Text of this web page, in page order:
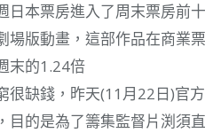
日本票房進入了周末票房前
場版動畫，這部作品在商業
末的1.24倍
很缺錢，昨天(11月22日)官
目的是為了籌集監督片渕須